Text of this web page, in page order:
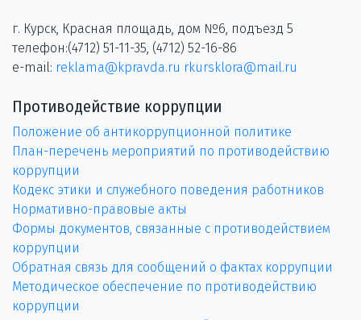
г. Курск, Красная площадь, дом №6, подъезд 5
телефон:(4712) 51-11-35, (4712) 52-16-86
e-mail: reklama@kpravda.ru rkursklora@mail.ru
Противодействие коррупции
Положение об антикоррупционной политике
План-перечень мероприятий по противодействию
коррупции
Кодекс этики и служебного поведения работников
Нормативно-правовые акты
Формы документов, связанные с противодействием
коррупции
Обратная связь для сообщений о фактах коррупции
Методическое обеспечение по противодействию
коррупции